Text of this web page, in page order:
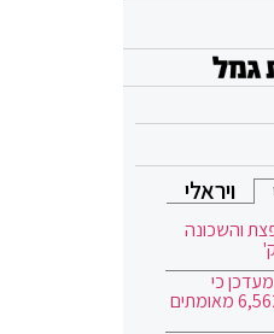
ויראלי
והשכונה
כי
אתמול אובחנו 6,562 מאומתים